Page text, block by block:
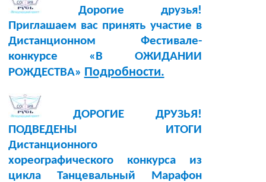
Дорогие друзья!
Приглашаем вас принять участие в
Дистанционном Фестивале-
конкурсе «В ОЖИДАНИИ
РОЖДЕСТВА» Подробности.
ДОРОГИЕ ДРУЗЬЯ!
ПОДВЕДЕНЫ ИТОГИ
Дистанционного
хореографического конкурса из
цикла Танцевальный Марафон